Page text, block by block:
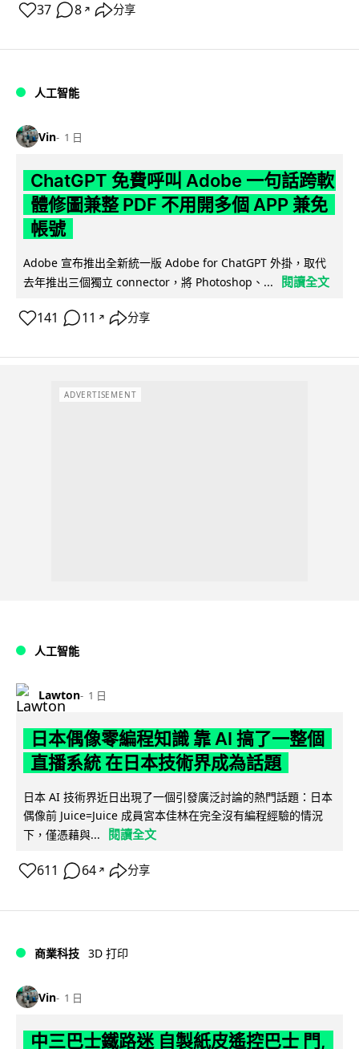
37 8 ↗ 分享
人工智能
Vin 1 日
ChatGPT 免費呼叫 Adobe 一句話跨軟
體修圖兼整 PDF 不用開多個 APP 兼免
帳號
Adobe 宣布推出全新統一版 Adobe for ChatGPT 外掛，取代
去年推出三個獨立 connector，將 Photoshop、...
閱讀全文
141 11 ↗ 分享
ADVERTISEMENT
人工智能
Lawton 1 日
日本偶像零編程知識 靠 AI 搞了一整個
直播系統 在日本技術界成為話題
日本 AI 技術界近日出現了一個引發廣泛討論的熱門話題：日本
偶像前 Juice=Juice 成員宮本佳林在完全沒有編程經驗的情況
下，僅憑藉與...
閱讀全文
611 64 ↗ 分享
商業科技 3D 打印
Vin 1 日
中三巴士鐵路迷 自製紙皮遙控巴士 門,